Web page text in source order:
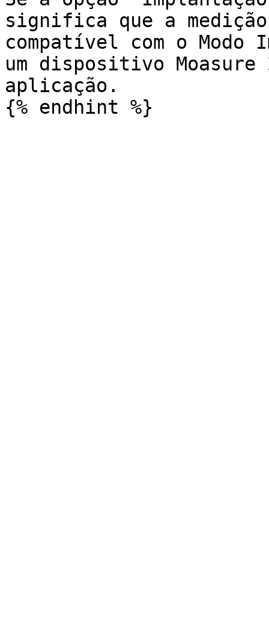
significa que a
compatível com o Modo
um dispositivo Moasure
aplicação.